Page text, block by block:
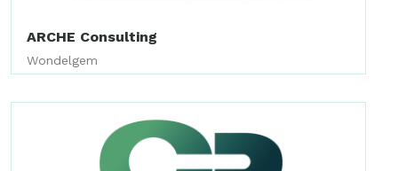
ARCHE Consulting
Wondelgem